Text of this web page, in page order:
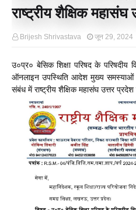
राष्ट्रीय शैक्षिक महासंघ
Brijesh Shrivastava जून 29, 2024
उ०प्र० बेसिक शिक्षा परिषद के परिषदीय
ऑनलाइन उपस्थिति आदेश मुख्य समस्याओं
संबंध में राष्ट्रीय शैक्षिक महासंघ उत्तर प्रदेश